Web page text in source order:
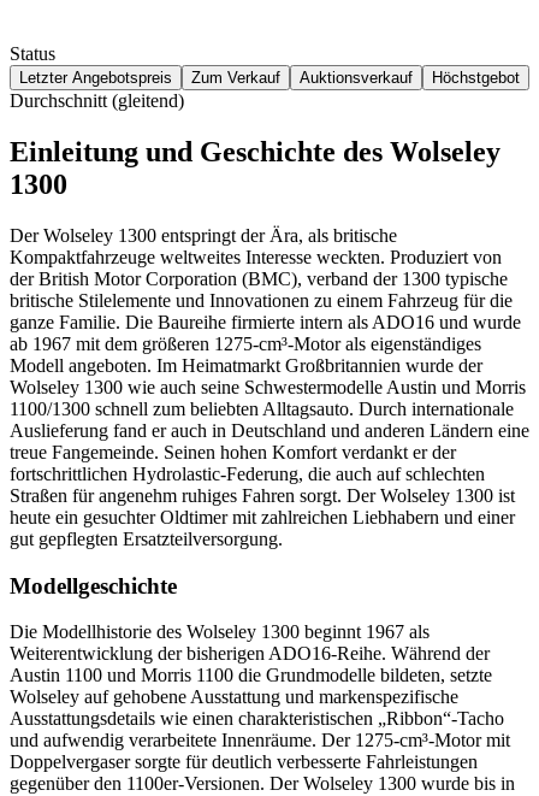
Status
Letzter Angebotspreis Zum Verkauf Auktionsverkauf Höchstgebot
Durchschnitt (gleitend)
Einleitung und Geschichte des Wolseley
1300
Der Wolseley 1300 entspringt der Ära, als britische
Kompaktfahrzeuge weltweites Interesse weckten. Produziert von
der British Motor Corporation (BMC), verband der 1300 typische
britische Stilelemente und Innovationen zu einem Fahrzeug für die
ganze Familie. Die Baureihe firmierte intern als ADO16 und wurde
ab 1967 mit dem größeren 1275-cm³-Motor als eigenständiges
Modell angeboten. Im Heimatmarkt Großbritannien wurde der
Wolseley 1300 wie auch seine Schwestermodelle Austin und Morris
1100/1300 schnell zum beliebten Alltagsauto. Durch internationale
Auslieferung fand er auch in Deutschland und anderen Ländern eine
treue Fangemeinde. Seinen hohen Komfort verdankt er der
fortschrittlichen Hydrolastic-Federung, die auch auf schlechten
Straßen für angenehm ruhiges Fahren sorgt. Der Wolseley 1300 ist
heute ein gesuchter Oldtimer mit zahlreichen Liebhabern und einer
gut gepflegten Ersatzteilversorgung.
Modellgeschichte
Die Modellhistorie des Wolseley 1300 beginnt 1967 als
Weiterentwicklung der bisherigen ADO16-Reihe. Während der
Austin 1100 und Morris 1100 die Grundmodelle bildeten, setzte
Wolseley auf gehobene Ausstattung und markenspezifische
Ausstattungsdetails wie einen charakteristischen „Ribbon“-Tacho
und aufwendig verarbeitete Innenräume. Der 1275-cm³-Motor mit
Doppelvergaser sorgte für deutlich verbesserte Fahrleistungen
gegenüber den 1100er-Versionen. Der Wolseley 1300 wurde bis in